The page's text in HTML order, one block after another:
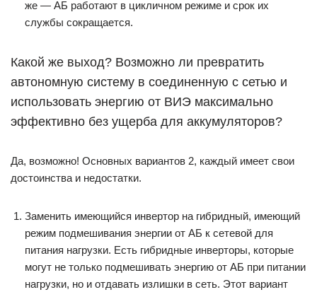
же — АБ работают в цикличном режиме и срок их
службы сокращается.
Какой же выход? Возможно ли превратить
автономную систему в соединенную с сетью и
использовать энергию от ВИЭ максимально
эффективно без ущерба для аккумуляторов?
Да, возможно! Основных вариантов 2, каждый имеет свои
достоинства и недостатки.
Заменить имеющийся инвертор на гибридный, имеющий
режим подмешивания энергии от АБ к сетевой для
питания нагрузки. Есть гибридные инверторы, которые
могут не только подмешивать энергию от АБ при питании
нагрузки, но и отдавать излишки в сеть. Этот вариант